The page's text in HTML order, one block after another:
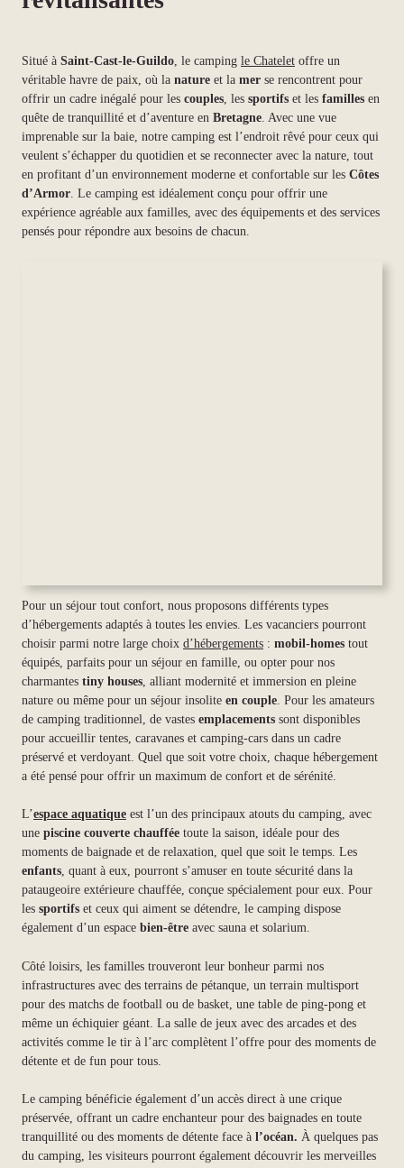
Situé à Saint-Cast-le-Guildo , le camping le Chatelet offre un
véritable havre de paix, où la nature et la mer se rencontrent pour
offrir un cadre inégalé pour les couples , les sportifs et les familles en
quête de tranquillité et d’aventure en Bretagne . Avec une vue
imprenable sur la baie, notre camping est l’endroit rêvé pour ceux qui
veulent s’échapper du quotidien et se reconnecter avec la nature, tout
en profitant d’un environnement moderne et confortable sur les Côtes
d’Armor . Le camping est idéalement conçu pour offrir une
expérience agréable aux familles, avec des équipements et des services
pensés pour répondre aux besoins de chacun.
Pour un séjour tout confort, nous proposons différents types
d’hébergements adaptés à toutes les envies. Les vacanciers pourront
choisir parmi notre large choix d’hébergements : mobil-homes tout
équipés, parfaits pour un séjour en famille, ou opter pour nos
charmantes tiny houses , alliant modernité et immersion en pleine
nature ou même pour un séjour insolite en couple . Pour les amateurs
de camping traditionnel, de vastes emplacements sont disponibles
pour accueillir tentes, caravanes et camping-cars dans un cadre
préservé et verdoyant. Quel que soit votre choix, chaque hébergement
a été pensé pour offrir un maximum de confort et de sérénité.
L’espace aquatique est l’un des principaux atouts du camping, avec
une piscine couverte chauffée toute la saison, idéale pour des
moments de baignade et de relaxation, quel que soit le temps. Les
enfants , quant à eux, pourront s’amuser en toute sécurité dans la
pataugeoire extérieure chauffée, conçue spécialement pour eux. Pour
les sportifs et ceux qui aiment se détendre, le camping dispose
également d’un espace bien-être avec sauna et solarium.
Côté loisirs, les familles trouveront leur bonheur parmi nos
infrastructures avec des terrains de pétanque, un terrain multisport
pour des matchs de football ou de basket, une table de ping-pong et
même un échiquier géant. La salle de jeux avec des arcades et des
activités comme le tir à l’arc complètent l’offre pour des moments de
détente et de fun pour tous.
Le camping bénéficie également d’un accès direct à une crique
préservée, offrant un cadre enchanteur pour des baignades en toute
tranquillité ou des moments de détente face à l’océan. À quelques pas
du camping, les visiteurs pourront également découvrir les merveilles